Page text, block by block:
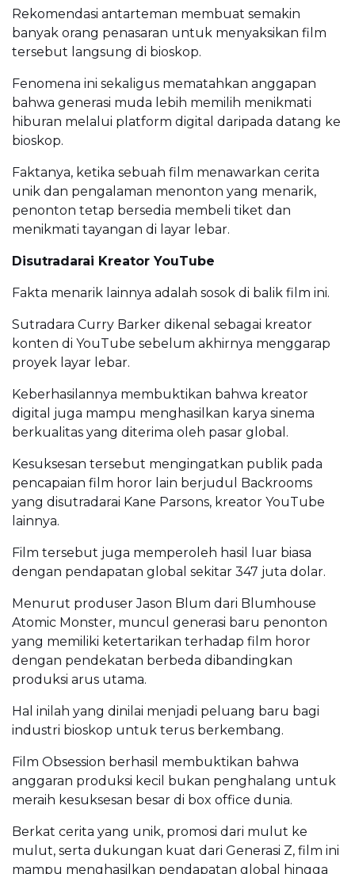
Rekomendasi antarteman membuat semakin
banyak orang penasaran untuk menyaksikan film
tersebut langsung di bioskop.
Fenomena ini sekaligus mematahkan anggapan
bahwa generasi muda lebih memilih menikmati
hiburan melalui platform digital daripada datang ke
bioskop.
Faktanya, ketika sebuah film menawarkan cerita
unik dan pengalaman menonton yang menarik,
penonton tetap bersedia membeli tiket dan
menikmati tayangan di layar lebar.
Disutradarai Kreator YouTube
Fakta menarik lainnya adalah sosok di balik film ini.
Sutradara Curry Barker dikenal sebagai kreator
konten di YouTube sebelum akhirnya menggarap
proyek layar lebar.
Keberhasilannya membuktikan bahwa kreator
digital juga mampu menghasilkan karya sinema
berkualitas yang diterima oleh pasar global.
Kesuksesan tersebut mengingatkan publik pada
pencapaian film horor lain berjudul Backrooms
yang disutradarai Kane Parsons, kreator YouTube
lainnya.
Film tersebut juga memperoleh hasil luar biasa
dengan pendapatan global sekitar 347 juta dolar.
Menurut produser Jason Blum dari Blumhouse
Atomic Monster, muncul generasi baru penonton
yang memiliki ketertarikan terhadap film horor
dengan pendekatan berbeda dibandingkan
produksi arus utama.
Hal inilah yang dinilai menjadi peluang baru bagi
industri bioskop untuk terus berkembang.
Film Obsession berhasil membuktikan bahwa
anggaran produksi kecil bukan penghalang untuk
meraih kesuksesan besar di box office dunia.
Berkat cerita yang unik, promosi dari mulut ke
mulut, serta dukungan kuat dari Generasi Z, film ini
mampu menghasilkan pendapatan global hingga